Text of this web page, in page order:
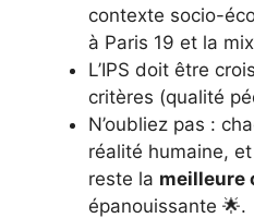
contexte socio-
à Paris 19 et la
L’IPS doit être
critères (qualité
N’oubliez pas :
réalité humaine,
reste la meilleure
épanouissante 🌟.